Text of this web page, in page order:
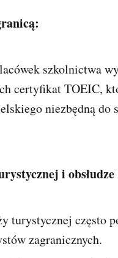
szkolnictwa
certyfikat TOEIC,
niezbędną do
i
turystycznej często
zagranicznych.